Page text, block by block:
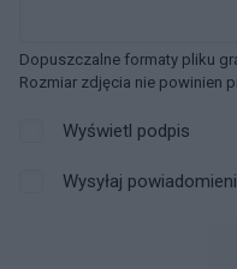
Dopuszczalne formaty pliku
Rozmiar zdjęcia nie powinien
Wyświetl podpis
Wysyłaj